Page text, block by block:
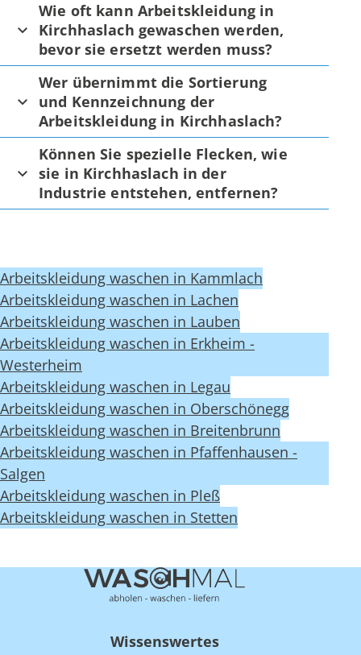
Wie oft kann Arbeitskleidung in
Kirchhaslach gewaschen werden,
bevor sie ersetzt werden muss?
Wer übernimmt die Sortierung
und Kennzeichnung der
Arbeitskleidung in Kirchhaslach?
Können Sie spezielle Flecken, wie
sie in Kirchhaslach in der
Industrie entstehen, entfernen?
Arbeitskleidung waschen in Kammlach
Arbeitskleidung waschen in Lachen
Arbeitskleidung waschen in Lauben
Arbeitskleidung waschen in Erkheim -
Westerheim
Arbeitskleidung waschen in Legau
Arbeitskleidung waschen in Oberschönegg
Arbeitskleidung waschen in Breitenbrunn
Arbeitskleidung waschen in Pfaffenhausen -
Salgen
Arbeitskleidung waschen in Pleß
Arbeitskleidung waschen in Stetten
Wissenswertes